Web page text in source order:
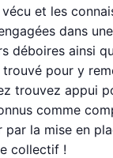
et les
dans
déboires ainsi
trouvé pour y
trouvez appui
comme
par la mise en
collectif !